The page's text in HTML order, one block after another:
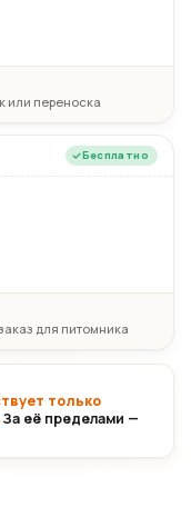
или переноска
Бесплатно
для питомника
только
За её пределами —